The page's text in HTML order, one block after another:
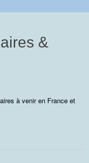
&
à venir en France et